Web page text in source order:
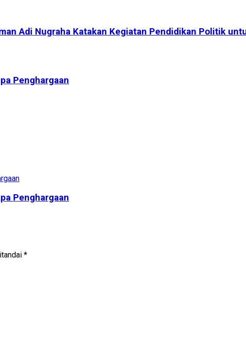
Adi Nugraha Katakan Kegiatan Pendidikan Politik
Penghargaan
Penghargaan
*